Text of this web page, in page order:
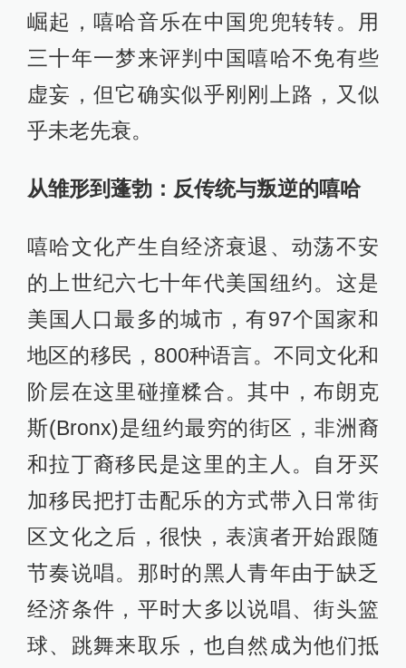
崛起，嘻哈音乐在中国兜兜转转。用
三十年一梦来评判中国嘻哈不免有些
虚妄，但它确实似乎刚刚上路，又似
乎未老先衰。
从雏形到蓬勃：反传统与叛逆的嘻哈
嘻哈文化产生自经济衰退、动荡不安
的上世纪六七十年代美国纽约。这是
美国人口最多的城市，有97个国家和
地区的移民，800种语言。不同文化和
阶层在这里碰撞糅合。其中，布朗克
斯(Bronx)是纽约最穷的街区，非洲裔
和拉丁裔移民是这里的主人。自牙买
加移民把打击配乐的方式带入日常街
区文化之后，很快，表演者开始跟随
节奏说唱。那时的黑人青年由于缺乏
经济条件，平时大多以说唱、街头篮
球、跳舞来取乐，也自然成为他们抵